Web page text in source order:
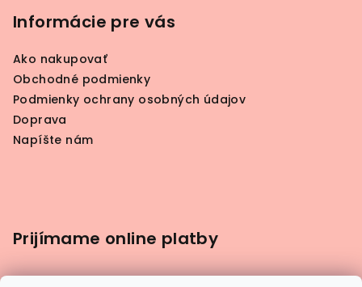
Informácie pre vás
Ako nakupovať
Obchodné podmienky
Podmienky ochrany osobných údajov
Doprava
Napíšte nám
Prijímame online platby